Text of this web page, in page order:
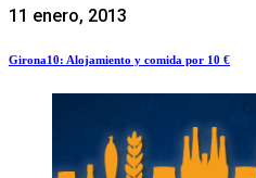
11 enero, 2013
Girona10: Alojamiento y comida por 10 €